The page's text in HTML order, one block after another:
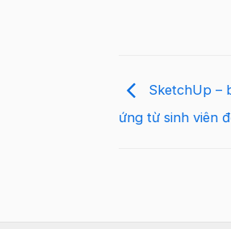
SketchUp –
ứng từ sinh viên